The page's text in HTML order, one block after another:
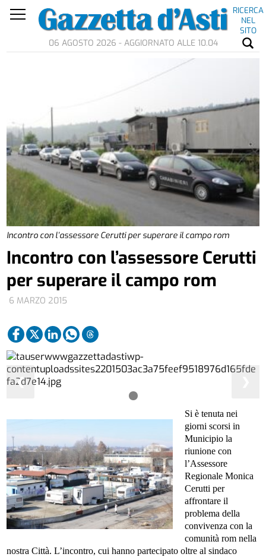
RICERCA
NEL
SITO
06 AGOSTO 2026 - AGGIORNATO ALLE 10.04
Incontro con l’assessore Cerutti per superare il campo rom
6 MARZO 2015
Incontro con l’assessore Cerutti
per superare il campo rom
❮
Si è tenuta nei
giorni scorsi in
Municipio la
riunione con
l’Assessore
Regionale Monica
Cerutti per
affrontare il
problema della
convivenza con la
comunità rom nella
nostra Città. L’incontro, cui hanno partecipato oltre al sindaco